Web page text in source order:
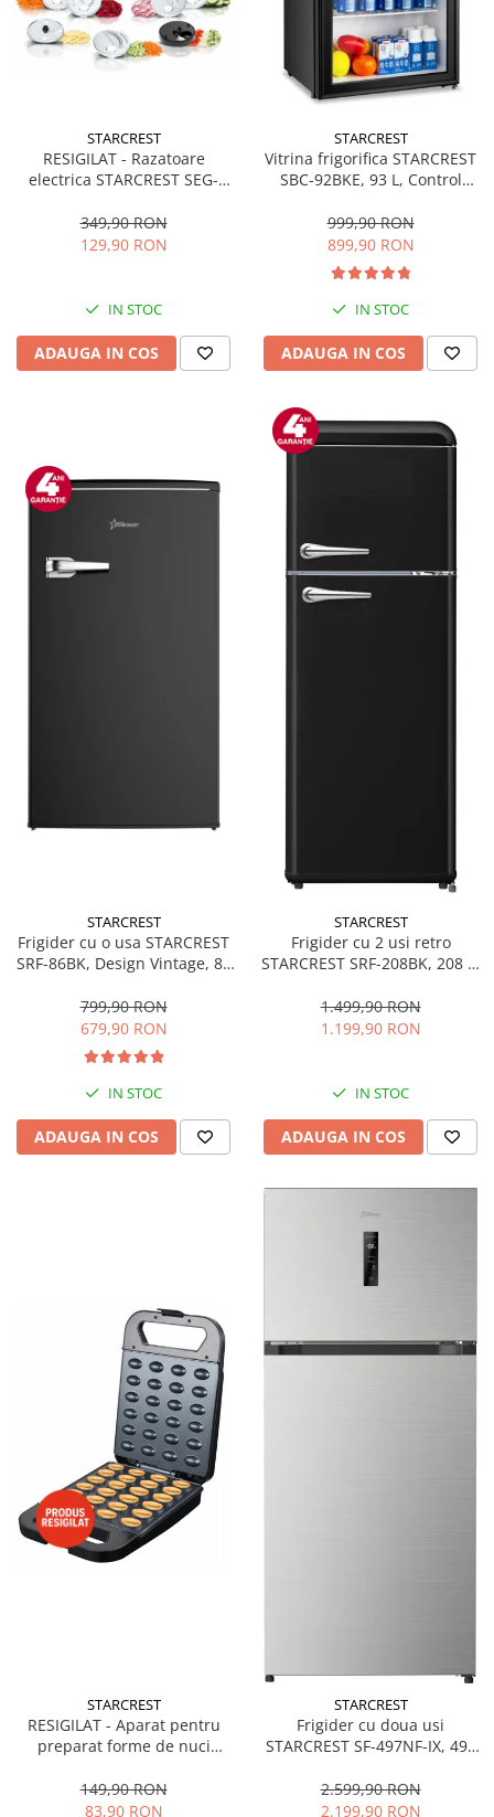
STARCREST
RESIGILAT - Razatoare
electrica STARCREST SEG-
taiere, Negru
349,90 RON
129,90 RON
IN STOC
ADAUGA IN COS
STARCREST
Vitrina frigorifica STARCREST
SBC-92BKE, 93 L, Control
83.2 cm, Negru
999,90 RON
899,90 RON
IN STOC
ADAUGA IN COS
STARCREST
Frigider cu o usa STARCREST
SRF-86BK, Design Vintage, 85
interioara, H 84 cm, Negru
799,90 RON
679,90 RON
IN STOC
ADAUGA IN COS
STARCREST
Frigider cu 2 usi retro
STARCREST SRF-208BK, 208 L,
Iluminare LED, Termostat
Reglabil, H 147 cm, Negru
1.499,90 RON
1.199,90 RON
IN STOC
ADAUGA IN COS
STARCREST
RESIGILAT - Aparat pentru
preparat forme de nuci
forme, 1400W, Indicator
luminos, Placi antiaderente,
149,90 RON
83,90 RON
STARCREST
Frigider cu doua usi
STARCREST SF-497NF-IX, 497
Inverter, Clasa E, Display,
Functie super racire, Blocare
2.599,90 RON
2.199,90 RON